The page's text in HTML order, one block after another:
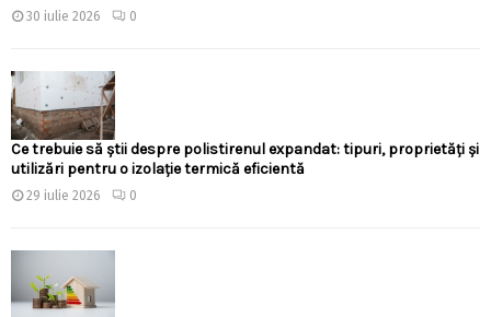
30 iulie 2026 0
Ce trebuie să știi despre polistirenul expandat: tipuri, proprietăți și
utilizări pentru o izolație termică eficientă
29 iulie 2026 0